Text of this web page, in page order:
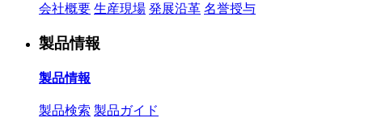
会社概要 生産現場 発展沿革 名誉授与
製品情報
製品情報
製品検索 製品ガイド